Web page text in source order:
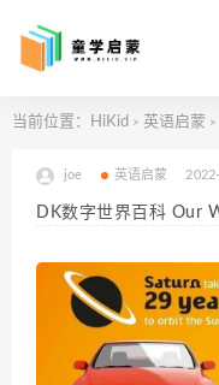
当前位置： HiKid > 英语启蒙 >
joe 英语启蒙
DK数字世界百科 Our